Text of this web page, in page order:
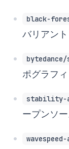
black-
バリアント
bytedance/
ポグラフィ
stability-
ープンソ